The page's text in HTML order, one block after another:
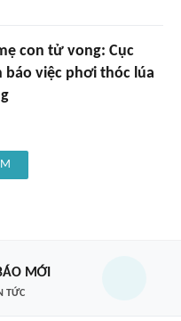
con tử vong: Cục
báo việc phơi thóc lúa
MỚI
TỨC